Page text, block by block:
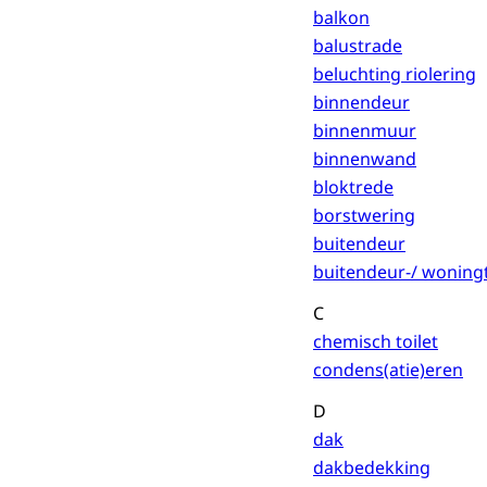
balkon
balustrade
beluchting riolering
binnendeur
binnenmuur
binnenwand
bloktrede
borstwering
buitendeur
buitendeur-/
C
chemisch toilet
condens(atie)eren
D
dak
dakbedekking